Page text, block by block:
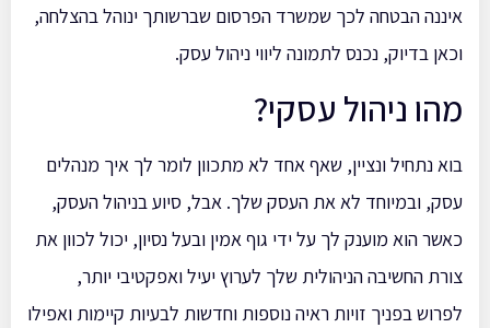
איננה הבטחה לכך שמשרד הפרסום שברשותך ינוהל בהצלחה,
וכאן בדיוק, נכנס לתמונה ליווי ניהול עסק.
מהו ניהול עסקי?
בוא נתחיל ונציין, שאף אחד לא מתכוון לומר לך איך מנהלים
עסק, ובמיוחד לא את העסק שלך. אבל, סיוע בניהול העסק,
כאשר הוא מוענק לך על ידי גוף אמין ובעל נסיון, יכול לכוון את
צורת החשיבה הניהולית שלך לערוץ יעיל ואפקטיבי יותר,
לפרוש בפניך זויות ראיה נוספות וחדשות לבעיות קיימות ואפילו